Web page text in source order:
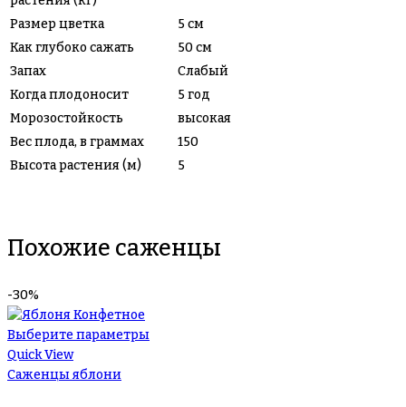
Размер цветка
5 см
Как глубоко сажать
50 см
Запах
Слабый
Когда плодоносит
5 год
Морозостойкость
высокая
Вес плода, в граммах
150
Высота растения (м)
5
Похожие саженцы
-30%
Выберите параметры
Quick View
Саженцы яблони